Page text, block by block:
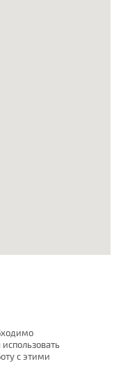
с этими